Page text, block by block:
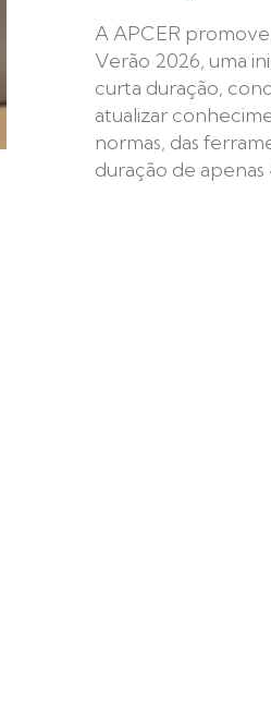
A APCER
Verão 2026, uma
curta duração,
atualizar
normas, das
duração de apenas